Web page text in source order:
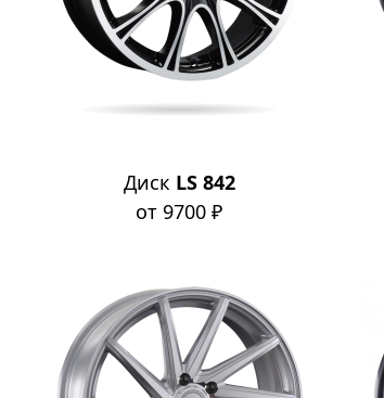
Диск LS 842
от 9700 ₽